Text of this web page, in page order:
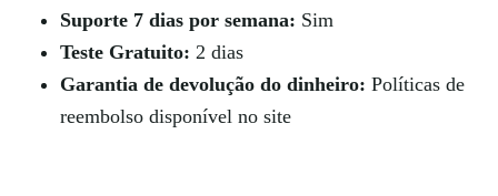
Suporte 7 dias por semana: Sim
Teste Gratuito: 2 dias
Garantia de devolução do dinheiro: Políticas de
reembolso disponível no site